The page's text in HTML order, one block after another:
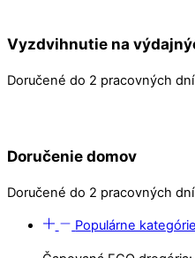
Vyzdvihnutie na
Doručené do 2 pracovných dní
Doručenie domov
Doručené do 2 pracovných dní
Populárne kategórie